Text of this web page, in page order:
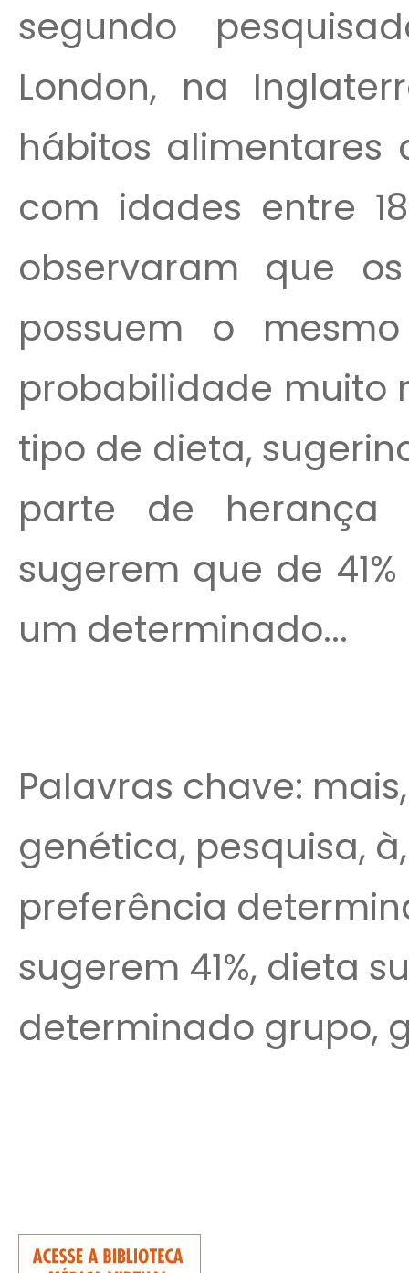
segundo
London, na
hábitos
com idades entre
observaram que
possuem o
probabilidade muito
tipo de dieta,
parte de herança
sugerem que de
um determinado...
Palavras chave:
genética, pesquisa,
preferência
sugerem 41%, dieta
determinado grupo,